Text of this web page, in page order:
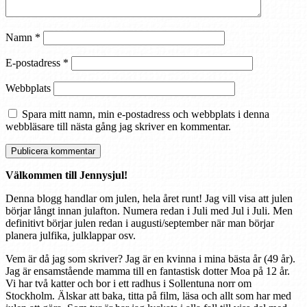
Namn *
E-postadress *
Webbplats
Spara mitt namn, min e-postadress och webbplats i denna
webbläsare till nästa gång jag skriver en kommentar.
Välkommen till Jennysjul!
Denna blogg handlar om julen, hela året runt! Jag vill visa att julen
börjar långt innan julafton. Numera redan i Juli med Jul i Juli. Men
definitivt börjar julen redan i augusti/september när man börjar
planera julfika, julklappar osv.
Vem är då jag som skriver? Jag är en kvinna i mina bästa år (49 år).
Jag är ensamstående mamma till en fantastisk dotter Moa på 12 år.
Vi har två katter och bor i ett radhus i Sollentuna norr om
Stockholm. Älskar att baka, titta på film, läsa och allt som har med